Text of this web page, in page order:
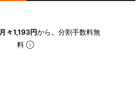
月々1,193円から。分割手数料無
料